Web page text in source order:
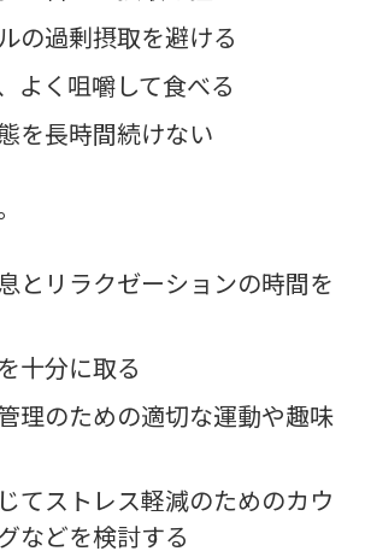
の過剰摂取を避ける
よく咀嚼して食べる
を長時間続けない
とリラクゼーションの時間を
十分に取る
理のための適切な運動や趣味
てストレス軽減のためのカウ
などを検討する